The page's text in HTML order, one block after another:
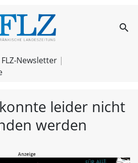
FLZ – search
FLZ-Newsletter
leider nicht
werden